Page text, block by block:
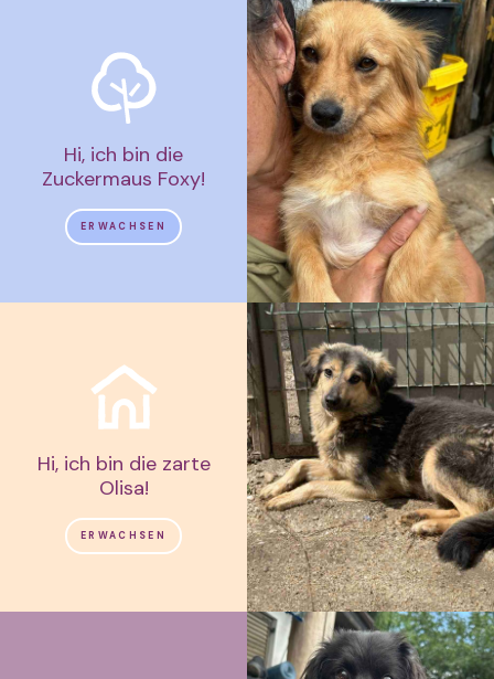
Hi, ich bin die
Zuckermaus Foxy!
ERWACHSEN
Hi, ich bin die zarte
Olisa!
ERWACHSEN